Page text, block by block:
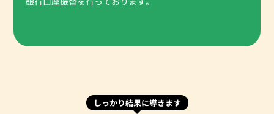
しっかり結果に導きます